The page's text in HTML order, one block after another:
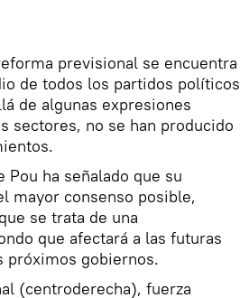
previsional se encuentra
de todos los partidos políticos
de algunas expresiones
sectores, no se han producido
Pou ha señalado que su
mayor consenso posible,
se trata de una
que afectará a las futuras
próximos gobiernos.
(centroderecha), fuerza